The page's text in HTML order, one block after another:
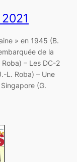
» en 1945 (B.
de la
– Les DC-2
L. Roba) – Une
(G.